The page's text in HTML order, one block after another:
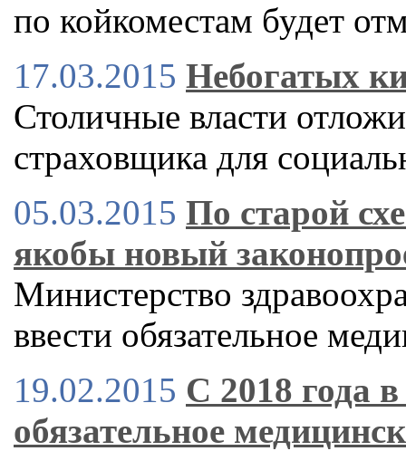
по койкоместам будет
17.03.2015 Небогатых
Столичные власти
страховщика для
05.03.2015 По старой
якобы новый
Министерство
ввести обязательное
19.02.2015 С 2018 года
обязательное